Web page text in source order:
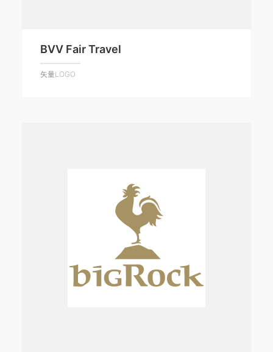
BVV Fair Travel
矢量LOGO